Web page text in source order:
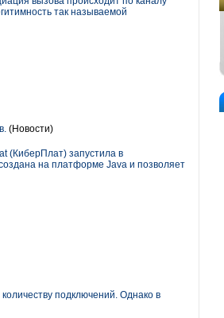
так называемой
(Новости)
(КиберПлат) запустила в
на платформе Java и позволяет
подключений. Однако в